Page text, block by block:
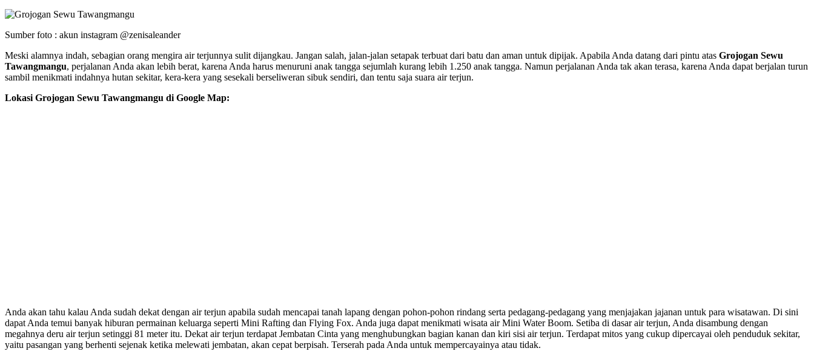
Sumber foto : akun instagram @zenisaleander
Meski alamnya indah, sebagian orang mengira air terjunnya sulit dijangkau. Jangan salah, jalan-jalan setapak terbuat dari batu dan aman untuk dipijak. Apabila Anda datang dari pintu atas Grojogan Sewu
Tawangmangu, perjalanan Anda akan lebih berat, karena Anda harus menuruni anak tangga sejumlah kurang lebih 1.250 anak tangga. Namun perjalanan Anda tak akan terasa, karena Anda dapat berjalan turun
sambil menikmati indahnya hutan sekitar, kera-kera yang sesekali berseliweran sibuk sendiri, dan tentu saja suara air terjun.
Lokasi Grojogan Sewu Tawangmangu di Google Map:
Anda akan tahu kalau Anda sudah dekat dengan air terjun apabila sudah mencapai tanah lapang dengan pohon-pohon rindang serta pedagang-pedagang yang menjajakan jajanan untuk para wisatawan. Di sini
dapat Anda temui banyak hiburan permainan keluarga seperti Mini Rafting dan Flying Fox. Anda juga dapat menikmati wisata air Mini Water Boom. Setiba di dasar air terjun, Anda disambung dengan
megahnya deru air terjun setinggi 81 meter itu. Dekat air terjun terdapat Jembatan Cinta yang menghubungkan bagian kanan dan kiri sisi air terjun. Terdapat mitos yang cukup dipercayai oleh penduduk sekitar,
yaitu pasangan yang berhenti sejenak ketika melewati jembatan, akan cepat berpisah. Terserah pada Anda untuk mempercayainya atau tidak.